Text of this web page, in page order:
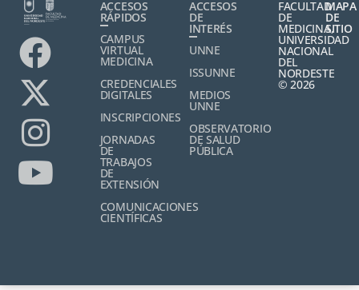
ACCESOS
RÁPIDOS
CAMPUS
VIRTUAL
MEDICINA
CREDENCIALES
DIGITALES
INSCRIPCIONES
JORNADAS
DE
TRABAJOS
DE
EXTENSIÓN
COMUNICACIONES
CIENTÍFICAS
ACCESOS
DE
INTERÉS
UNNE
ISSUNNE
MEDIOS
UNNE
OBSERVATORIO
DE SALUD
PÚBLICA
FACULTAD
DE
MEDICINA,
UNIVERSIDAD
NACIONAL
DEL
NORDESTE
© 2026
MAPA
DE
SITIO